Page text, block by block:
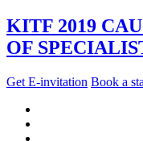
KITF 2019
OF
Get E-invitation Book a